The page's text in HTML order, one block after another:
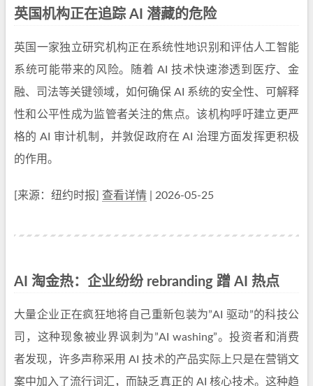
英国机构正在追踪 AI 潜藏的危险
英国一家独立研究机构正在系统性地识别和评估人工智能
系统可能带来的风险。随着 AI 技术快速渗透到医疗、金
融、司法等关键领域，如何确保 AI 系统的安全性、可解释
性和公平性成为监管者关注的焦点。该机构呼吁建立更严
格的 AI 审计机制，并敦促政府在 AI 治理方面发挥更积极
的作用。
[来源：纽约时报] 查看详情 | 2026-05-25
AI 淘金热：企业纷纷 rebranding 蹭 AI 热点
大量企业正在疯狂地将自己重新包装为”AI 驱动”的科技公
司，这种现象被业界讽刺为”AI washing”。投资者和消费
者发现，许多声称采用 AI 技术的产品实际上只是在营销文
案中加入了流行词汇，而缺乏真正的 AI 核心技术。这种趋